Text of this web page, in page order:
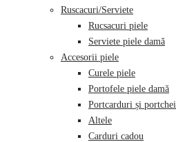
Ruscacuri/Serviete
Rucsacuri piele
Serviete piele damă
Accesorii piele
Curele piele
Portofele piele damă
Portcarduri și portchei
Altele
Carduri cadou